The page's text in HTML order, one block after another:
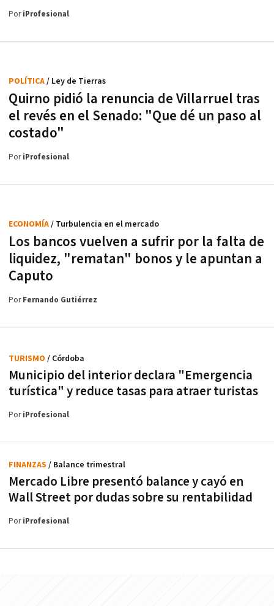
PoriProfesional
Quirno pidió la renuncia de Villarruel tras
el revés en el Senado: "Que dé un paso al
costado"
POLÍTICA/ Ley de Tierras
PoriProfesional
Los bancos vuelven a sufrir por la falta de
liquidez, "rematan" bonos y le apuntan a
Caputo
ECONOMÍA/ Turbulencia en el mercado
PorFernando Gutiérrez
Municipio del interior declara "Emergencia
turística" y reduce tasas para atraer turistas
TURISMO / Córdoba
PoriProfesional
Mercado Libre presentó balance y cayó en
Wall Street por dudas sobre su rentabilidad
FINANZAS / Balance trimestral
PoriProfesional